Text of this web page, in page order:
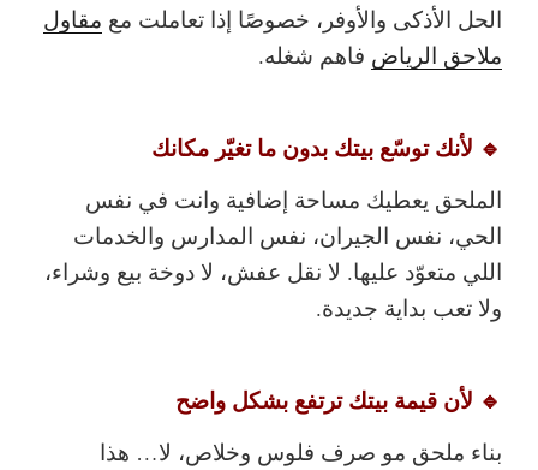
الحل الأذكى والأوفر، خصوصًا إذا تعاملت مع مقاول
ملاحق الرياض فاهم شغله.
🔹 لأنك توسّع بيتك بدون ما تغيّر مكانك
الملحق يعطيك مساحة إضافية وانت في نفس
الحي، نفس الجيران، نفس المدارس والخدمات
اللي متعوّد عليها. لا نقل عفش، لا دوخة بيع وشراء،
ولا تعب بداية جديدة.
🔹 لأن قيمة بيتك ترتفع بشكل واضح
بناء ملحق مو صرف فلوس وخلاص، لا… هذا